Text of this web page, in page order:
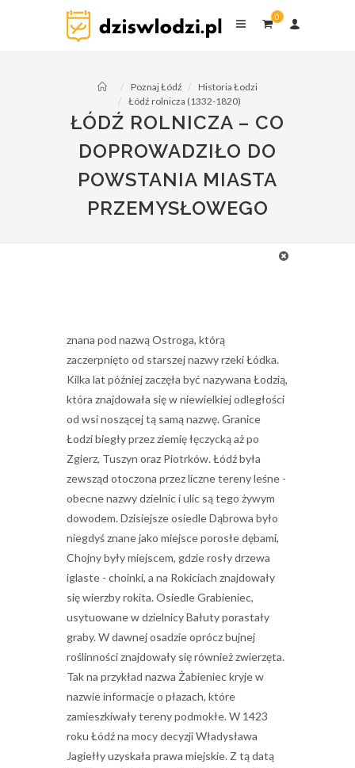
0
Poznaj Łódź
Historia Łodzi
Łódź rolnicza (1332-1820)
ŁÓDŹ ROLNICZA – CO
DOPROWADZIŁO DO
POWSTANIA MIASTA
PRZEMYSŁOWEGO
dziswlodzi.pl 0komentarzy
znana pod nazwą Ostroga, którą
zaczerpnięto od starszej nazwy rzeki Łódka.
Kilka lat później zaczęła być nazywana Łodzią,
która znajdowała się w niewielkiej odległości
od wsi noszącej tą samą nazwę. Granice
Łodzi biegły przez ziemię łęczycką aż po
Zgierz, Tuszyn oraz Piotrków. Łódź była
zewsząd otoczona przez liczne tereny leśne -
obecne nazwy dzielnic i ulic są tego żywym
dowodem. Dzisiejsze osiedle Dąbrowa było
niegdyś znane jako miejsce porosłe dębami,
Chojny były miejscem, gdzie rosły drzewa
iglaste - choinki, a na Rokiciach znajdowały
się wierzby rokita. Osiedle Grabieniec,
usytuowane w dzielnicy Bałuty porastały
graby. W dawnej osadzie oprócz bujnej
roślinności znajdowały się również zwierzęta.
Tak na przykład nazwa Żabieniec kryje w
nazwie informacje o płazach, które
zamieszkiwały tereny podmokłe. W 1423
roku Łódź na mocy decyzji Władysława
Jagiełły uzyskała prawa miejskie. Z tą datą